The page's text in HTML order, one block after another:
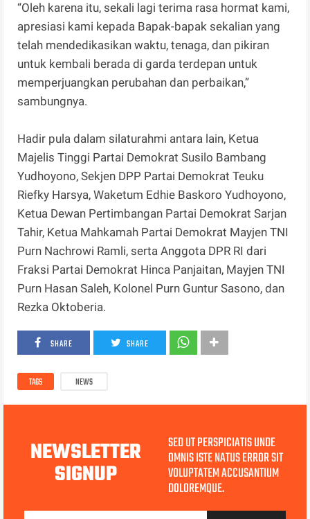
“Oleh karena itu, sekali lagi terima rasa hormat kami,
apresiasi kami kepada Bapak-bapak sekalian yang
telah mendedikasikan waktu, tenaga, dan pikiran
untuk kembali berada di garda terdepan untuk
memperjuangkan perubahan dan perbaikan,”
sambungnya.
Hadir pula dalam silaturahmi antara lain, Ketua
Majelis Tinggi Partai Demokrat Susilo Bambang
Yudhoyono, Sekjen DPP Partai Demokrat Teuku
Riefky Harsya, Waketum Edhie Baskoro Yudhoyono,
Ketua Dewan Pertimbangan Partai Demokrat Sarjan
Tahir, Ketua Mahkamah Partai Demokrat Mayjen TNI
Purn Nachrowi Ramli, serta Anggota DPR RI dari
Fraksi Partai Demokrat Hinca Panjaitan, Mayjen TNI
Purn Hasan Saleh, Kolonel Purn Guntur Sasono, dan
Rezka Oktoberia.
SHARE SHARE
TAGS NEWS
NEWSLETTER
SIGNUP
SED UT PERSPICIATIS UNDE
OMNIS ISTE NATUS ERROR SIT
VOLUPTATEM ACCUSANTIUM
DOLOREMQUE.